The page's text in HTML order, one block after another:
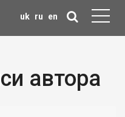
uk ru en
автора